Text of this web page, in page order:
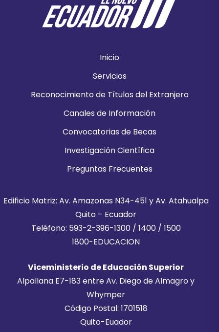
Inicio
Servicios
Reconocimiento de Títulos del Extranjero
Canales de Información
Convocatorias de Becas
Investigación Científica
Preguntas Frecuentes
Edificio Matriz: Av. Amazonas N34-451 y Av. Atahualpa
Quito – Ecuador
Teléfono: 593-2-396-1300 / 1400 / 1500
1800-EDUCACION
Viceministerio de Educación Superior
Alpallana E7-183 entre Av. Diego de Almagro y
Whymper
Código Postal: 1701518
Quito-Euador